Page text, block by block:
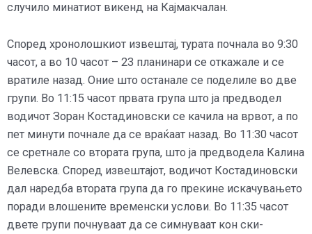
случило минатиот викенд на Кајмакчалан.
Според хронолошкиот извештај, турата почнала во 9:30
часот, а во 10 часот – 23 планинари се откажале и се
вратиле назад. Оние што останале се поделиле во две
групи. Во 11:15 часот првата група што ја предводел
водичот Зоран Костадиновски се качила на врвот, а по
пет минути почнале да се враќаат назад. Во 11:30 часот
се сретнале со втората група, што ја предводела Калина
Велевска. Според извештајот, водичот Костадиновски
дал наредба втората група да го прекине искачувањето
поради влошените временски услови. Во 11:35 часот
двете групи почнуваат да се симнуваат кон ски-